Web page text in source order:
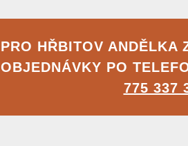
PRO HŘBITOV ANDĚLKA
OBJEDNÁVKY PO
775 337